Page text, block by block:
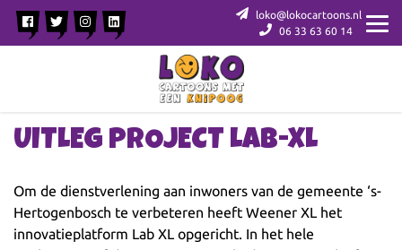
loko@lokocartoons.nl
06 33 63 60 14
UITLEG PROJECT LAB-XL
Om de dienstverlening aan inwoners van de gemeente ‘s-
Hertogenbosch te verbeteren heeft Weener XL het
innovatieplatform Lab XL opgericht. In het hele